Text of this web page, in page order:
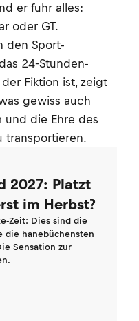
er fuhr alles:
oder GT.
den Sport-
24-Stunden-
Fiktion ist, zeigt
gewiss auch
und die Ehre des
transportieren.
2027: Platzt
im Herbst?
Zeit: Dies sind die
die hanebüchensten
Sensation zur